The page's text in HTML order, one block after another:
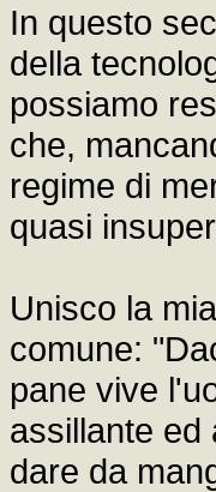
In questo
della
possiamo
che,
regime di
quasi
Unisco la
comune:
pane vive
assillante ed
dare da